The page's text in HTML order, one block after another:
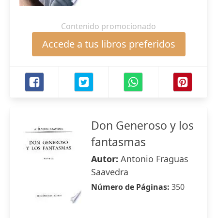
Contenido promocionado
Accede a tus libros preferidos
Don Generoso y los
fantasmas
Autor: Antonio Fraguas
Saavedra
Número de Páginas: 350